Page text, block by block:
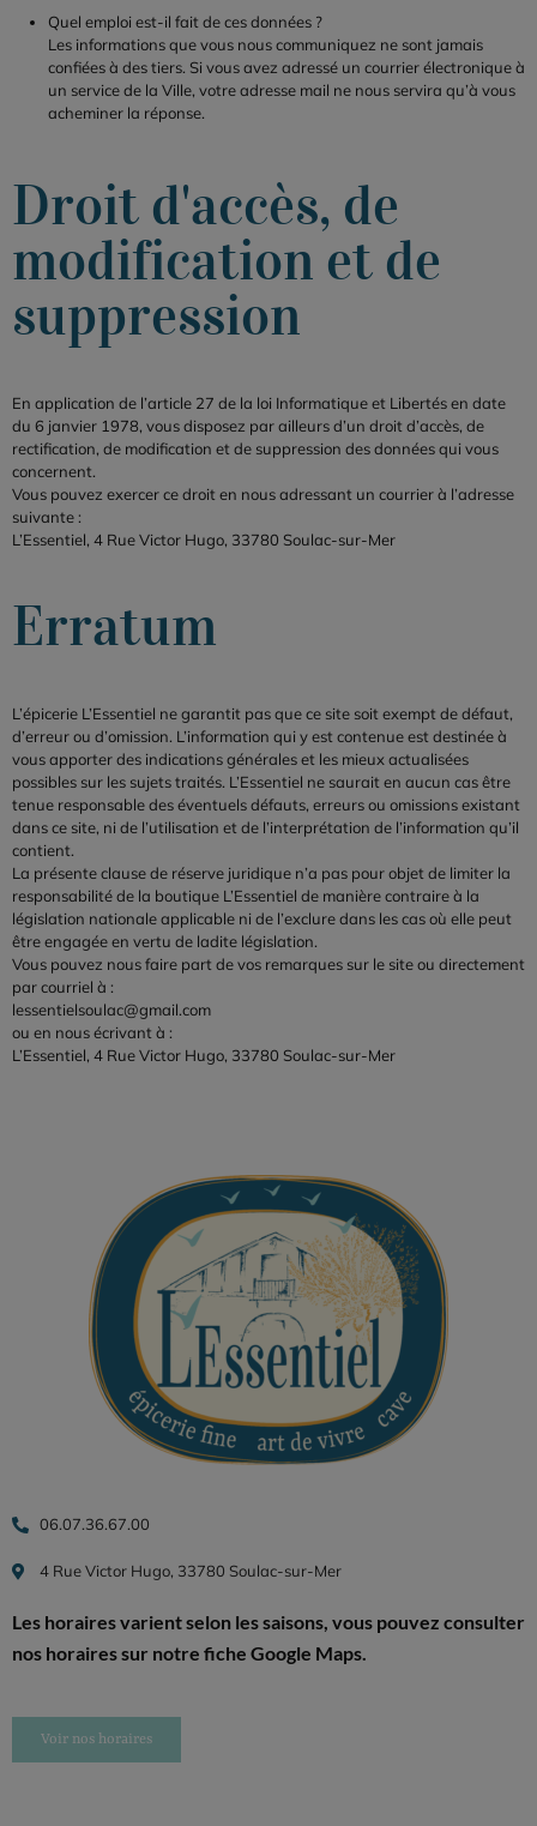
Quel emploi est-il fait de ces données ?
Les informations que vous nous communiquez ne sont jamais
confiées à des tiers. Si vous avez adressé un courrier électronique à
un service de la Ville, votre adresse mail ne nous servira qu’à vous
acheminer la réponse.
Droit d'accès, de
modification et de
suppression
En application de l’article 27 de la loi Informatique et Libertés en date
du 6 janvier 1978, vous disposez par ailleurs d’un droit d’accès, de
rectification, de modification et de suppression des données qui vous
concernent.
Vous pouvez exercer ce droit en nous adressant un courrier à l’adresse
suivante :
L’Essentiel, 4 Rue Victor Hugo, 33780 Soulac-sur-Mer
Erratum
L’épicerie L’Essentiel ne garantit pas que ce site soit exempt de défaut,
d’erreur ou d’omission. L’information qui y est contenue est destinée à
vous apporter des indications générales et les mieux actualisées
possibles sur les sujets traités. L’Essentiel ne saurait en aucun cas être
tenue responsable des éventuels défauts, erreurs ou omissions existant
dans ce site, ni de l’utilisation et de l’interprétation de l’information qu’il
contient.
La présente clause de réserve juridique n’a pas pour objet de limiter la
responsabilité de la boutique L’Essentiel de manière contraire à la
législation nationale applicable ni de l’exclure dans les cas où elle peut
être engagée en vertu de ladite législation.
Vous pouvez nous faire part de vos remarques sur le site ou directement
par courriel à :
lessentielsoulac@gmail.com
ou en nous écrivant à :
L’Essentiel, 4 Rue Victor Hugo, 33780 Soulac-sur-Mer
06.07.36.67.00
4 Rue Victor Hugo, 33780 Soulac-sur-Mer
Les horaires varient selon les saisons, vous pouvez consulter
nos horaires sur notre fiche Google Maps.
Voir nos horaires